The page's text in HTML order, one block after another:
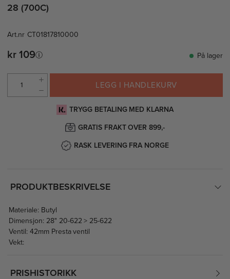
28 (700C)
Art.nr CT01817810000
kr 109 På lager
LEGG I HANDLEKURV
TRYGG BETALING MED KLARNA
GRATIS FRAKT OVER 899,-
RASK LEVERING FRA NORGE
PRODUKTBESKRIVELSE
Materiale: Butyl
Dimensjon: 28" 20-622 > 25-622
Ventil: 42mm Presta ventil
Vekt:
PRISHISTORIKK